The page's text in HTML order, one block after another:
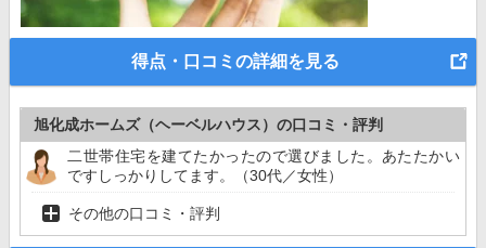
得点・口コミの詳細を見る
旭化成ホームズ（ヘーベルハウス）の口コミ・評判
二世帯住宅を建てたかったので選びました。あたたかい
ですしっかりしてます。（30代／女性）
その他の口コミ・評判